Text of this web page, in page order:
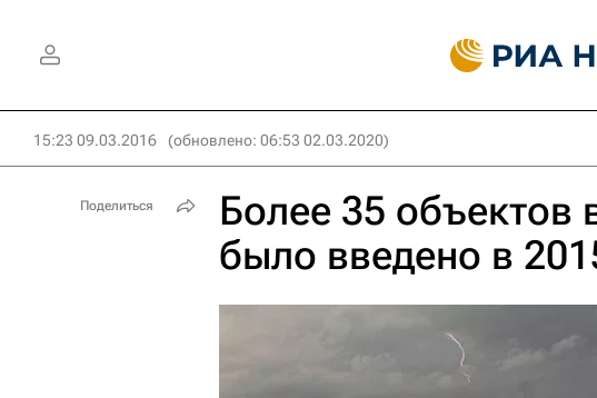
15:23 09.03.2016 (обновлено: 06:53 02.03.2020)
Более 35 объектов
было введено в
Поделиться